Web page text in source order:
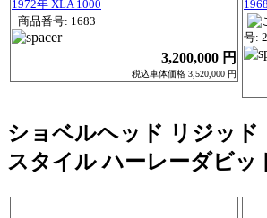
1972年 XLA 1000
商品番号: 1683
3,200,000 円
税込車体価格 3,520,000 円
号:
ショベルヘッド リジッド
スタイル ハーレーダビッ